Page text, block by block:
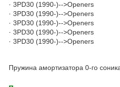
· 3PD30 (1990-)-->Openers
· 3PD30 (1990-)-->Openers
· 3PD30 (1990-)-->Openers
· 3PD30 (1990-)-->Openers
· 3PD30 (1990-)-->Openers
Пружина амортизатора 0-го